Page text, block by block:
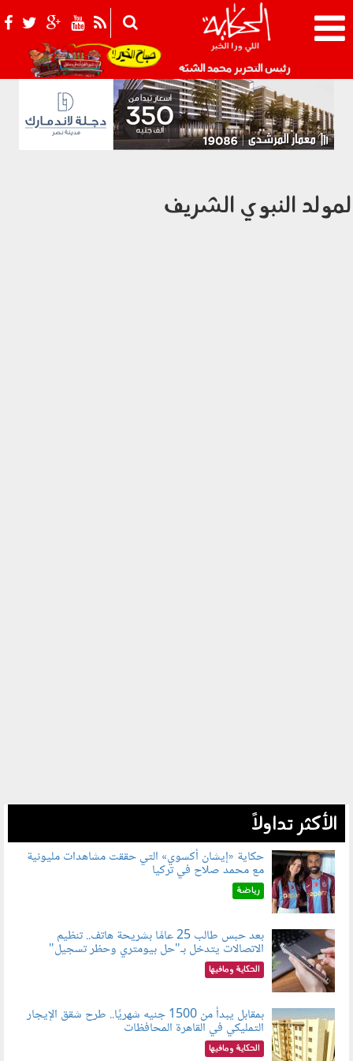
رئيس التحرير محمد الشبّه 021_2.png
النبوي الشريف
الأكثر تداولاً
080802.jpg
حكاية «إيشان أكسوي» التي حققت مشاهدات مليونية
مع محمد صلاح في تركيا
رياضة
080803.jpg
بعد حبس طالب 25 عامًا بشريحة هاتف.. تنظيم
الاتصالات يتدخل بـ"حل بيومتري وحظر تسجيل"
الحكاية ومافيها
080801.jpg
بمقابل يبدأ من 1500 جنيه شهريًا.. طرح شقق الإيجار
التمليكي في القاهرة المحافظات
الحكاية ومافيها